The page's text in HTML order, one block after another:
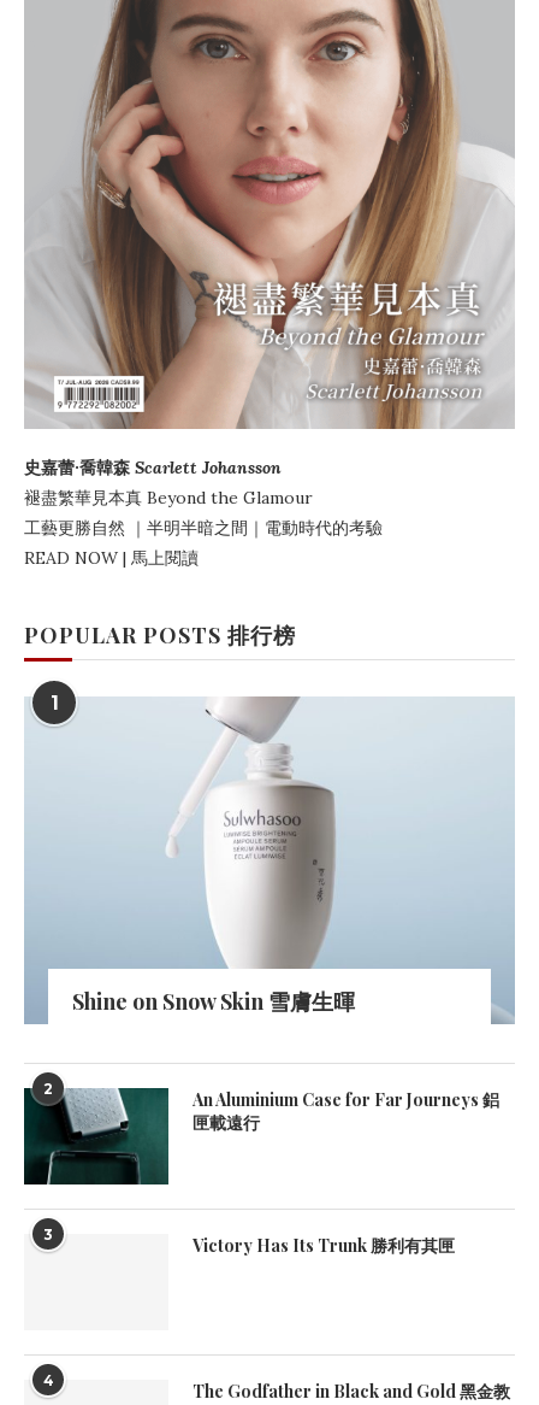
史嘉蕾·喬韓森 Scarlett Johansson
褪盡繁華見本真 Beyond the Glamour
工藝更勝自然 ｜ 半明半暗之間 ｜電動時代的考驗
READ NOW | 馬上閱讀
POPULAR POSTS 排行榜
1
Shine on Snow Skin 雪膚生暉
2
An Aluminium Case for Far Journeys 鋁
匣載遠行
3 Victory Has Its Trunk 勝利有其匣
4
The Godfather in Black and Gold 黑金教